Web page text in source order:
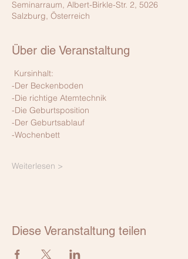
Seminarraum, Albert-Birkle-Str. 2, 5026
Salzburg, Österreich
Über die Veranstaltung
Kursinhalt:
-Der Beckenboden
-Die richtige Atemtechnik
-Die Geburtsposition
-Der Geburtsablauf
-Wochenbett
Weiterlesen >
Diese Veranstaltung teilen